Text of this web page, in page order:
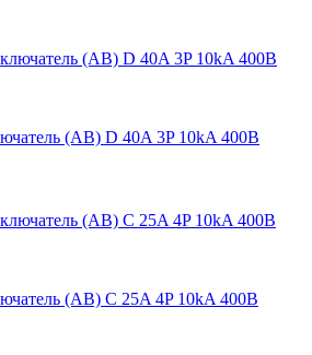
(АВ) D 40A 3P 10kA 400В
(АВ) C 25A 4P 10kA 400В